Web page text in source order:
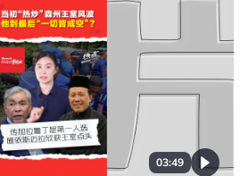
03:49